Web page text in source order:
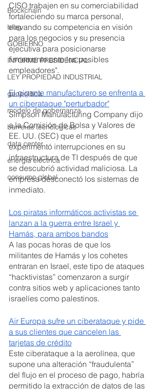
Blockchain
blog
GOBIERNO
INFORME PRESIDENCIAL
LEY PROPIEDAD INDUSTRIAL
geopolitica
modelo de gobernanza
barreras tecnologicas
data center
energía eléctrica
consumo global
CISO trabajen en su comerciabilidad
fortaleciendo su marca personal,
elevando su competencia en visión
para los negocios y su presencia
ejecutiva para posicionarse
firmemente ante los posibles
empleadores".
El gigante manufacturero se enfrenta a
un ciberataque "perturbador"
Simpson Manufacturing Company dijo
a la Comisión de Bolsa y Valores de
EE. UU. (SEC) que el martes
experimentó interrupciones en su
infraestructura de TI después de que
se descubrió actividad maliciosa. La
empresa desconectó los sistemas de
inmediato.
Los piratas informáticos activistas se
lanzan a la guerra entre Israel y
Hamás, para ambos bandos
A las pocas horas de que los
militantes de Hamás y los cohetes
entraran en Israel, este tipo de ataques
“hacktivistas” comenzaron a surgir
contra sitios web y aplicaciones tanto
israelíes como palestinos.
Air Europa sufre un ciberataque y pide
a sus clientes que cancelen las
tarjetas de crédito
Este ciberataque a la aerolínea, que
supone una alteración “fraudulenta”
del flujo en el proceso de pago, habría
permitido la extracción de datos de las